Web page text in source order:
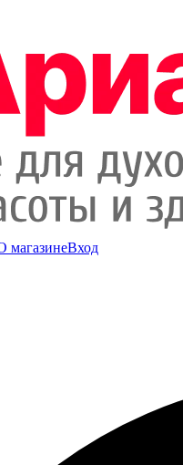
магазинеВход